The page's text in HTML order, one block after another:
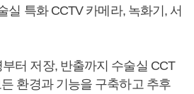
실 특화 CCTV 카메라, 녹화기, 서
터 저장, 반출까지 수술실 CCT
환경과 기능을 구축하고 추후